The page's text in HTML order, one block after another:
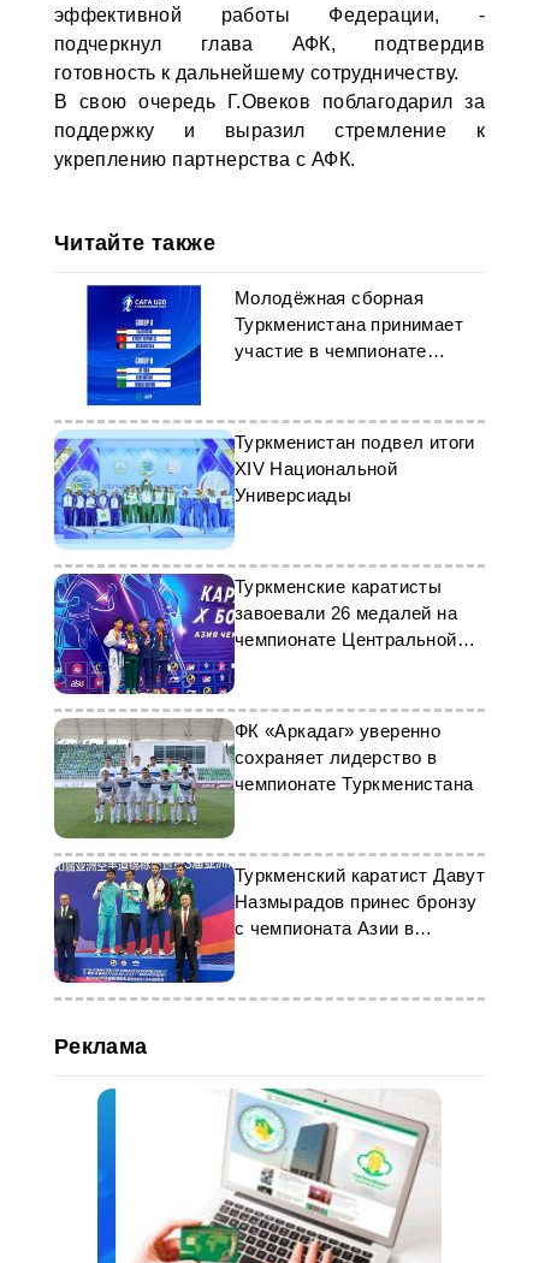
эффективной работы Федерации, -
подчеркнул глава АФК, подтвердив
готовность к дальнейшему сотрудничеству.
В свою очередь Г.Овеков поблагодарил за
поддержку и выразил стремление к
укреплению партнерства с АФК.
Читайте также
Молодёжная сборная
Туркменистана принимает
участие в чемпионате
Туркменистан подвел итоги
XIV Национальной
Универсиады
Туркменские каратисты
завоевали 26 медалей на
чемпионате Центральной
Азии
ФК «Аркадаг» уверенно
сохраняет лидерство в
чемпионате Туркменистана
Туркменский каратист Давут
Назмырадов принес бронзу
с чемпионата Азии в
Ханчжоу
Реклама